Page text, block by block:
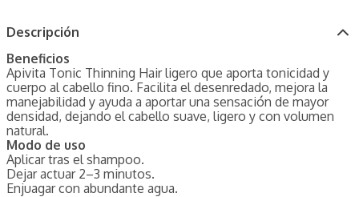
Descripción
Beneficios
Apivita Tonic Thinning Hair ligero que aporta tonicidad y
cuerpo al cabello fino. Facilita el desenredado, mejora la
manejabilidad y ayuda a aportar una sensación de mayor
densidad, dejando el cabello suave, ligero y con volumen
natural.
Modo de uso
Aplicar tras el shampoo.
Dejar actuar 2–3 minutos.
Enjuagar con abundante agua.